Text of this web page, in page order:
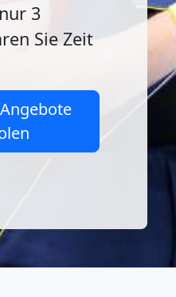
3
Sie Zeit